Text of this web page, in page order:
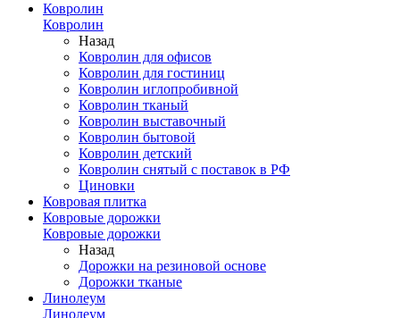
Ковролин
Ковролин
Назад
Ковролин для офисов
Ковролин для гостиниц
Ковролин иглопробивной
Ковролин тканый
Ковролин выставочный
Ковролин бытовой
Ковролин детский
Ковролин снятый с поставок в РФ
Циновки
Ковровая плитка
Ковровые дорожки
Ковровые дорожки
Назад
Дорожки на резиновой основе
Дорожки тканые
Линолеум
Линолеум